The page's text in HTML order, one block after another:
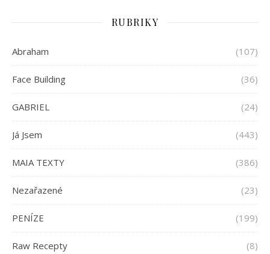
RUBRIKY
Abraham (107)
Face Building (36)
GABRIEL (24)
Já Jsem (443)
MAIA TEXTY (386)
Nezařazené (23)
PENÍZE (199)
Raw Recepty (8)